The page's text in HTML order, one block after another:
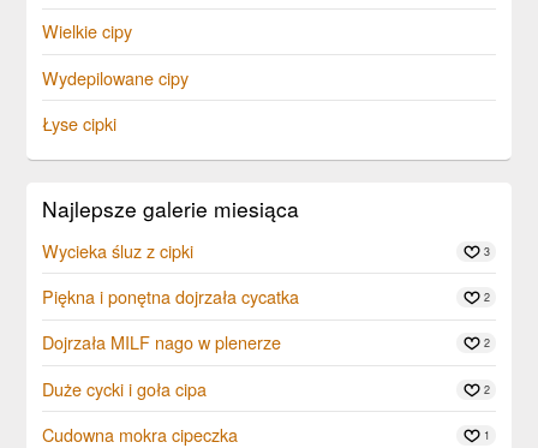
Wielkie cipy
Wydepilowane cipy
Łyse cipki
Najlepsze galerie miesiąca
Wycieka śluz z cipki 3
Piękna i ponętna dojrzała cycatka 2
Dojrzała MILF nago w plenerze 2
Duże cycki i goła cipa 2
Cudowna mokra cipeczka 1